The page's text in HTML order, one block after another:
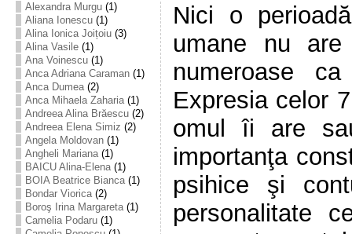
Alexandra Murgu(1)
Aliana Ionescu(1)
Alina Ionica Joițoiu(3)
Alina Vasile(1)
Ana Voinescu(1)
Anca Adriana Caraman(1)
Anca Dumea(2)
Anca Mihaela Zaharia(1)
Andreea Alina Brăescu(2)
Andreea Elena Simiz (2)
Angela Moldovan(1)
Angheli Mariana(1)
BAICU Alina-Elena(1)
BOIA Beatrice Bianca(1)
Bondar Viorica(2)
Boroş Irina Margareta(1)
Camelia Podaru(1)
Nici o
umane nu
numeroase
Expresia celor
omul îi are
importanţa
psihice şi
personalitate